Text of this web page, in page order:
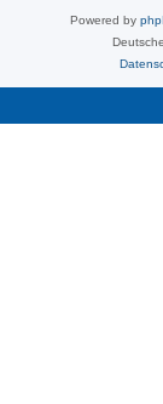
Powered by